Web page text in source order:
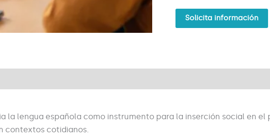
Solicita información
la lengua española como instrumento para la inserción social en el
contextos cotidianos.